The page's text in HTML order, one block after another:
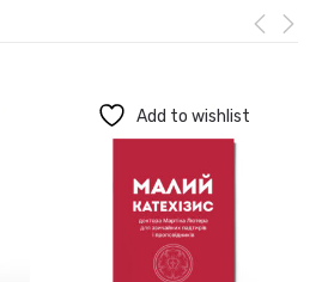
Add to wishlist